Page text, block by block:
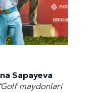
Sapayeva
“Golf maydonlari